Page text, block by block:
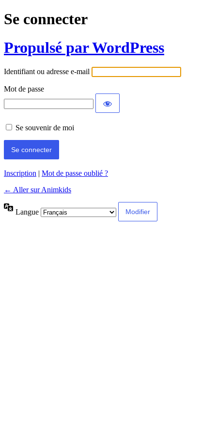
Se connecter
Propulsé par WordPress
Identifiant ou adresse e-mail
Mot de passe
Se souvenir de moi
Inscription | Mot de passe oublié ?
← Aller sur Animkids
Langue